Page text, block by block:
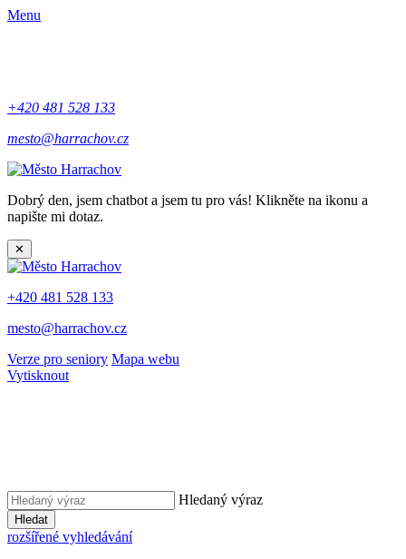
Menu
+420 481 528 133
mesto@harrachov.cz
Dobrý den, jsem chatbot a jsem tu pro vás! Klikněte na ikonu a
napište mi dotaz.
✕
+420 481 528 133
mesto@harrachov.cz
Verze pro seniory Mapa webu
Vytisknout
Hledaný výraz
Hledat
rozšířené vyhledávání